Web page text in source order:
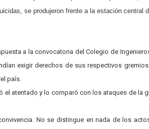
se produjeron frente a la estación central
a la convocatoria del Colegio de
exigir derechos de sus respectivos
país.
el atentado y lo comparó con los ataques de la
No se distingue en nada de los